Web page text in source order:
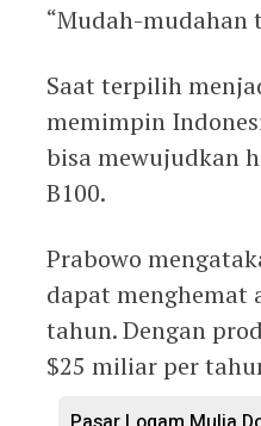
“Mudah-mudahan
Saat terpilih
memimpin
bisa mewujudkan
B100.
Prabowo
dapat menghemat
tahun. Dengan
$25 miliar per